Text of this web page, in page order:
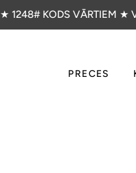
★ 1248# KODS VĀRTIEM ★
PRECES